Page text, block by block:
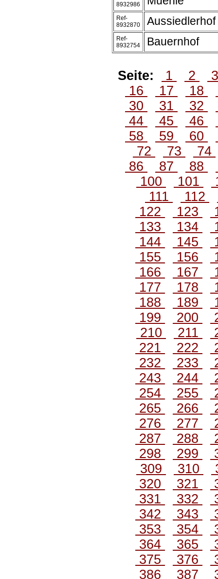
8932986
Ref-
8932870
Aussiedlerhof
Ref-
8932754
Bauernhof
Seite: 1 2
16
17 18
30
31 32
44
45 46
58
59 60
72
73
74
86
87 88
100
101
111
112
122
123
133
134
144
145
155
156
166
167
177
178
188
189
199
200
210
211
221
222
232
233
243
244
254
255
265
266
276
277
287
288
298
299
309
310
320
321
331
332
342
343
353
354
364
365
375
376
386
387